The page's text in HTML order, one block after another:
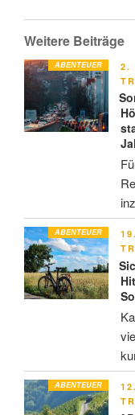
Weitere Beiträge
ABENTEUER
AM
2.
ABENTEUER
ABENTEUER